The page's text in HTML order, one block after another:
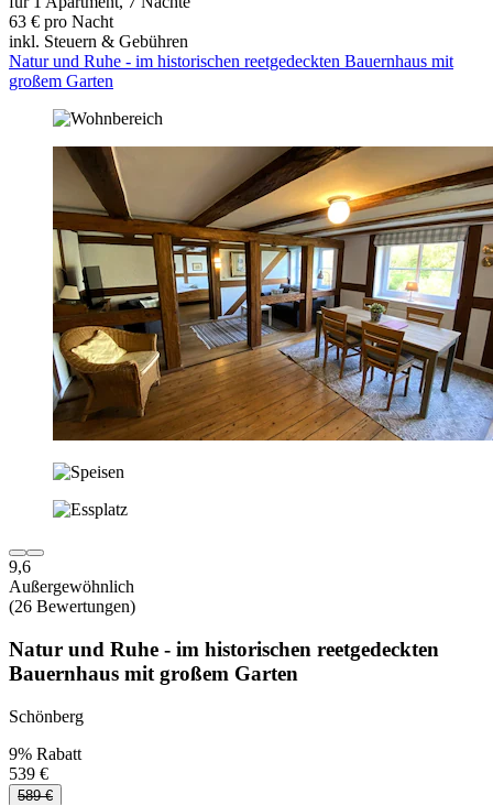
63 € pro Nacht
inkl. Steuern & Gebühren
Natur und Ruhe - im historischen reetgedeckten Bauernhaus mit
großem Garten
9,6
Außergewöhnlich
(26 Bewertungen)
Natur und Ruhe - im historischen reetgedeckten
Bauernhaus mit großem Garten
Schönberg
9% Rabatt
539 €
589 €